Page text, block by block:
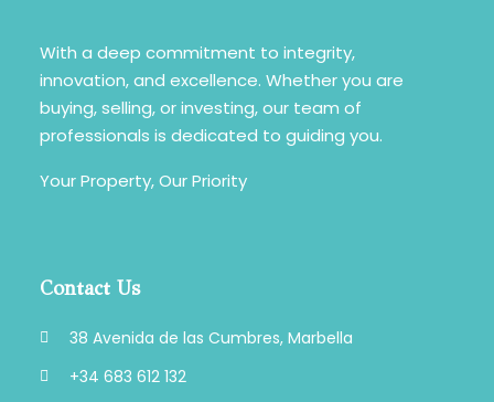
With a deep commitment to integrity,
innovation, and excellence. Whether you are
buying, selling, or investing, our team of
professionals is dedicated to guiding you.
Your Property, Our Priority
Contact Us
38 Avenida de las Cumbres, Marbella
+34 683 612 132